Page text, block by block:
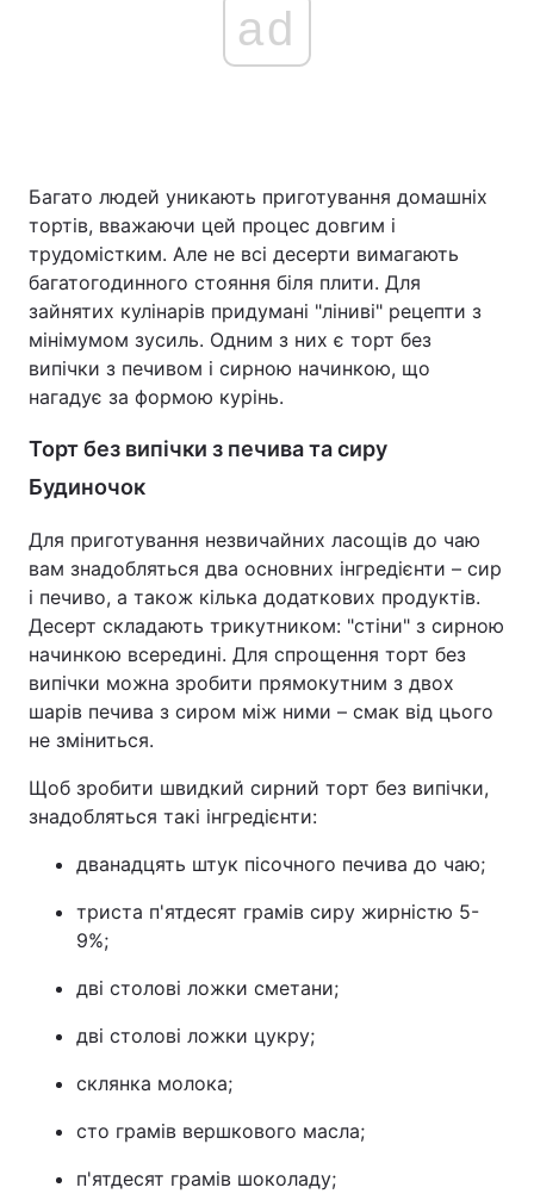
ad
Багато людей уникають приготування домашніх
тортів, вважаючи цей процес довгим і
трудомістким. Але не всі десерти вимагають
багатогодинного стояння біля плити. Для
зайнятих кулінарів придумані "ліниві" рецепти з
мінімумом зусиль. Одним з них є торт без
випічки з печивом і сирною начинкою, що
нагадує за формою курінь.
Торт без випічки з печива та сиру
Будиночок
Для приготування незвичайних ласощів до чаю
вам знадобляться два основних інгредієнти – сир
і печиво, а також кілька додаткових продуктів.
Десерт складають трикутником: "стіни" з сирною
начинкою всередині. Для спрощення торт без
випічки можна зробити прямокутним з двох
шарів печива з сиром між ними – смак від цього
не зміниться.
Щоб зробити швидкий сирний торт без випічки,
знадобляться такі інгредієнти:
дванадцять штук пісочного печива до чаю;
триста п'ятдесят грамів сиру жирністю 5-
9%;
дві столові ложки сметани;
дві столові ложки цукру;
склянка молока;
сто грамів вершкового масла;
п'ятдесят грамів шоколаду;